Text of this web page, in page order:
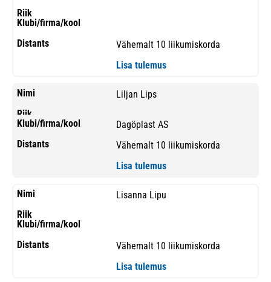
Vähemalt 10 liikumiskorda
Lisa tulemus
Liljan Lips
Dagöplast AS
Vähemalt 10 liikumiskorda
Lisa tulemus
Lisanna Lipu
Vähemalt 10 liikumiskorda
Lisa tulemus